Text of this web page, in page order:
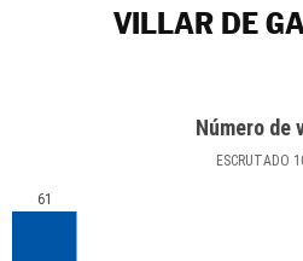
VILLAR DE
Número de
ESCRUTADO
61